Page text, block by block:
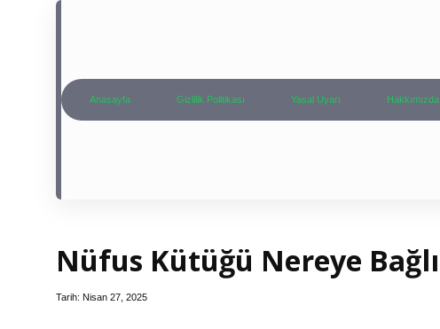
Anasayfa Gizlilik Politikası Yasal Uyarı Hakkımızda
Nüfus Kütüğü Nereye Bağlı
Tarih: Nisan 27, 2025